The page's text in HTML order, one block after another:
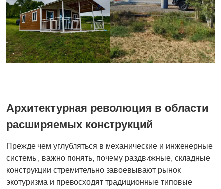
Архитектурная революция в области
расширяемых конструкций
Прежде чем углубляться в механические и инженерные
системы, важно понять, почему раздвижные, складные
конструкции стремительно завоевывают рынок
экотуризма и превосходят традиционные типовые